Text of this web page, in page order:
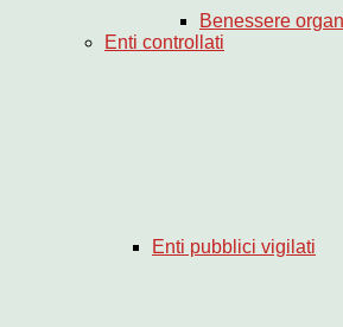
Benessere
Enti controllati
Enti pubblici vigilati